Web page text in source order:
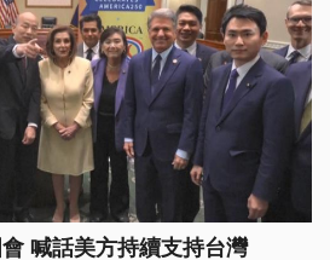
喊話美方持續支持台灣